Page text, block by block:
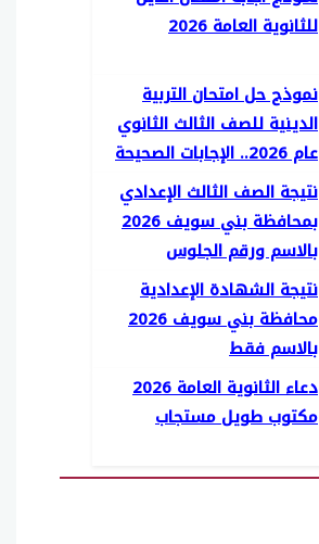
للثانوية العامة 2026
نموذج حل امتحان التربية
الدينية للصف الثالث الثانوي
عام 2026.. الإجابات الصحيحة
نتيجة الصف الثالث الإعدادي
بمحافظة بني سويف 2026
بالاسم ورقم الجلوس
نتيجة الشهادة الإعدادية
محافظة بني سويف 2026
بالاسم فقط
دعاء الثانوية العامة 2026
مكتوب طويل مستجاب